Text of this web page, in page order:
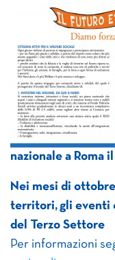
nazionale a Roma
Nei mesi di
territori, gli eventi
del Terzo Settore
Per informazioni